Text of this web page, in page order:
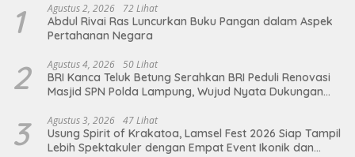
1 Agustus 2, 2026 72 Lihat
Abdul Rivai Ras Luncurkan Buku Pangan dalam Aspek
Pertahanan Negara
2 Agustus 4, 2026 50 Lihat
BRI Kanca Teluk Betung Serahkan BRI Peduli Renovasi
Masjid SPN Polda Lampung, Wujud Nyata Dukungan
3 Agustus 3, 2026 47 Lihat
Usung Spirit of Krakatoa, Lamsel Fest 2026 Siap Tampil
Lebih Spektakuler dengan Empat Event Ikonik dan